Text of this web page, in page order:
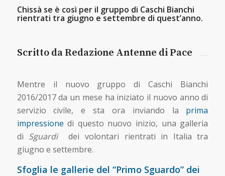
Chissà se è così per il gruppo di Caschi Bianchi
rientrati tra giugno e settembre di quest’anno.
Scritto da Redazione Antenne di Pace
Mentre il nuovo gruppo di Caschi Bianchi
2016/2017 da un mese ha iniziato il nuovo anno di
servizio civile, e sta ora inviando la prima
impressione di questo nuovo inizio, una galleria
di Sguardi
dei volontari rientrati in Italia tra
giugno e settembre.
Sfoglia le gallerie del “Primo Sguardo” dei